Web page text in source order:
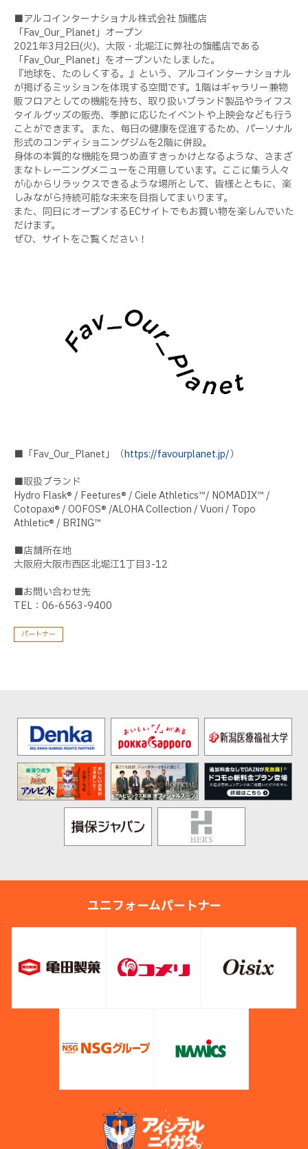
■アルコインターナショナル株式会社 旗艦店
「Fav_Our_Planet」オープン
2021年3月2日(火)、大阪・北堀江に弊社の旗艦店である
「Fav_Our_Planet」 をオープンいたしました。
『地球を、たのしくする。』という、アルコインターナショナル
が掲げるミッションを体現する空間です。1階はギャラリー兼物
販フロアとしての機能を持ち、取り扱いブランド製品やライフス
タイルグッズの販売、季節に応じたイベントや上映会なども行う
ことができます。 また、毎日の健康を促進するため、パーソナル
形式のコンディショニングジムを2階に併設。
身体の本質的な機能を見つめ直すきっかけとなるような、さまざ
まなトレーニングメニューをご用意しています。ここに集う人々
が心からリラックスできるような場所として、皆様とともに、楽
しみながら持続可能な未来を目指してまいります。
また、同日にオープンするECサイトでもお買い物を楽しんでいた
だけます。
ぜひ、サイトをご覧ください！
■ 「Fav_Our_Planet」（https://favourplanet.jp/）
■取扱ブランド
Hydro Flask® / Feetures® / Ciele Athletics™/ NOMADIX™/
Cotopaxi® / OOFOS® /ALOHA Collection / Vuori / Topo
Athletic® / BRING™
■店舗所在地
大阪府大阪市西区北堀江1丁目3-12
■お問い合わせ先
TEL：06-6563-9400
パートナー
ユニフォームパートナー